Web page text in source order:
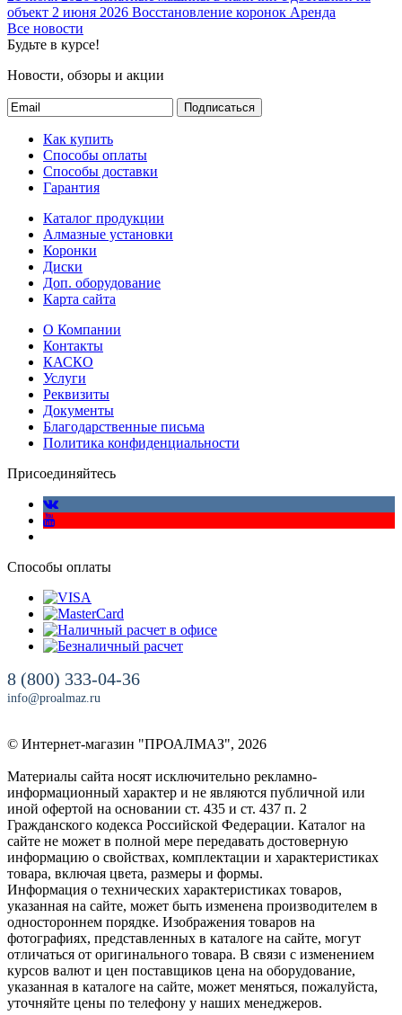
объект 2 июня 2026 Восстановление коронок Аренда
Все новости
Будьте в курсе!
Новости, обзоры и акции
Подписаться
Как купить
Способы оплаты
Способы доставки
Гарантия
Каталог продукции
Алмазные установки
Коронки
Диски
Доп. оборудование
Карта сайта
О Компании
Контакты
КАСКО
Услуги
Реквизиты
Документы
Благодарственные письма
Политика конфиденциальности
Присоединяйтесь
Способы оплаты
8 (800) 333-04-36
info@proalmaz.ru
© Интернет-магазин "ПРОАЛМАЗ", 2026
Материалы сайта носят исключительно рекламно-
информационный характер и не являются публичной или
иной офертой на основании ст. 435 и ст. 437 п. 2
Гражданского кодекса Российской Федерации. Каталог на
сайте не может в полной мере передавать достоверную
информацию о свойствах, комплектации и характеристиках
товара, включая цвета, размеры и формы.
Информация о технических характеристиках товаров,
указанная на сайте, может быть изменена производителем в
одностороннем порядке. Изображения товаров на
фотографиях, представленных в каталоге на сайте, могут
отличаться от оригинального товара. В связи с изменением
курсов валют и цен поставщиков цена на оборудование,
указанная в каталоге на сайте, может меняться, пожалуйста,
уточняйте цены по телефону у наших менеджеров.